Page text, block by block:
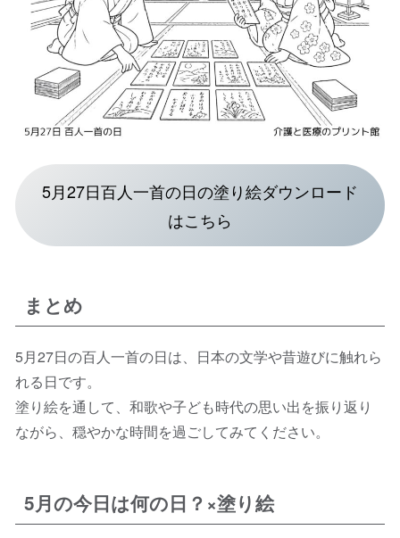
5月27日百人一首の日の塗り絵ダウンロード
はこちら
まとめ
5月27日の百人一首の日は、日本の文学や昔遊びに触れら
れる日です。
塗り絵を通して、和歌や子ども時代の思い出を振り返り
ながら、穏やかな時間を過ごしてみてください。
5月の今日は何の日？×塗り絵